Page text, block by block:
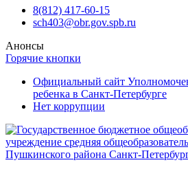
Skip
8(812) 417-60-15
sch403@obr.gov.spb.ru
Анонсы
Горячие кнопки
Официальный сайт
ребенка в Санкт-Петербурге
Нет коррупции